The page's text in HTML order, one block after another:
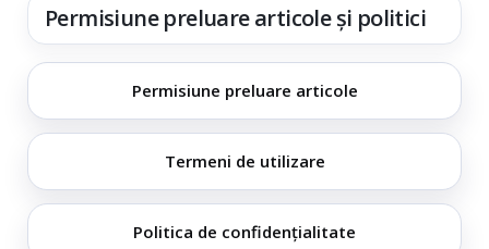
Permisiune preluare articole și politici
Permisiune preluare articole
Termeni de utilizare
Politica de confidențialitate